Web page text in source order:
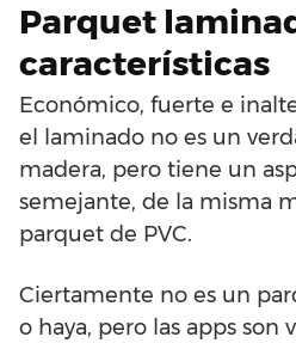
Parquet
características
Económico, fuerte e
el laminado no es un
madera, pero tiene un
semejante, de la misma
parquet de PVC.
Ciertamente no es un
o haya, pero las apps son